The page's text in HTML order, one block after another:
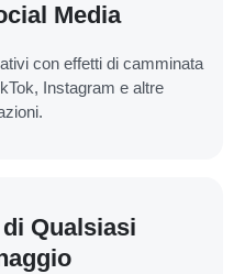
Media
con effetti di camminata
Instagram e altre
Qualsiasi